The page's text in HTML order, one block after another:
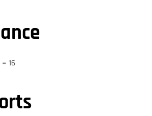
= 16